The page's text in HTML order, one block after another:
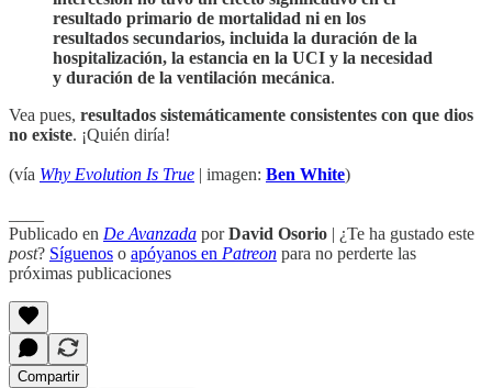
resultado primario de mortalidad ni en los
resultados secundarios, incluida la duración de la
hospitalización, la estancia en la UCI y la necesidad
y duración de la ventilación mecánica.
Vea pues, resultados sistemáticamente consistentes con que dios
no existe. ¡Quién diría!
(vía Why Evolution Is True | imagen: Ben White)
Publicado en De Avanzada porDavid Osorio | ¿Te ha gustado este
post? Síguenos o apóyanos en Patreon para no perderte las
próximas publicaciones
Compartir